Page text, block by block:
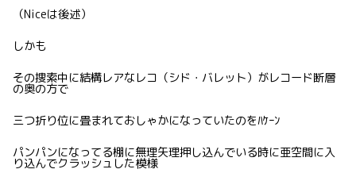
（Niceは後述）
しかも
その捜索中に結構レアなレコ（シド・バレット）がレコード断層
の奥の方で
三つ折り位に畳まれておしゃかになっていたのをﾊｹｰﾝ
パンパンになってる棚に無理矢理押し込んでいる時に亜空間に入
り込んでクラッシュした模様